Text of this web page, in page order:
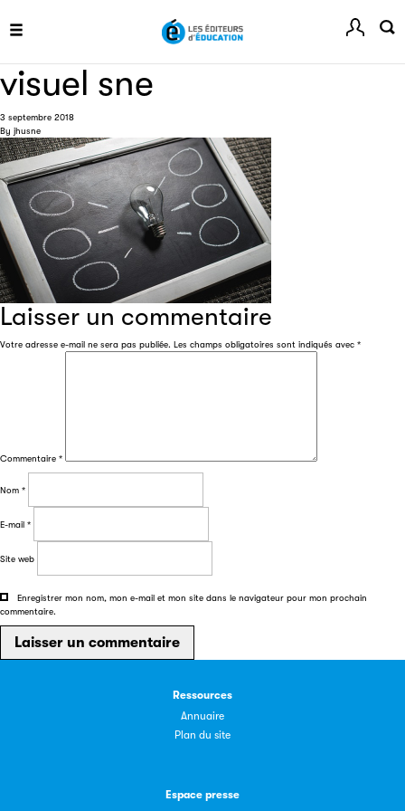
visuel sne
3 septembre 2018
By jhusne
Laisser un commentaire
Votre adresse e-mail ne sera pas publiée. Les champs obligatoires sont indiqués avec *
Commentaire *
Nom *
E-mail *
Site web
Enregistrer mon nom, mon e-mail et mon site dans le navigateur pour mon prochain
commentaire.
Ressources
Annuaire
Plan du site
Espace presse
Site officiel du Festival du Livre de Paris, pour vous tenir
informé de l'actualité de la manifestation.
Livremploi
La plateforme LivrEmploi regroupe toutes les offres
d’emploi à pourvoir dans le secteur de l'édition.
Le jeu de lecture à voix haute gratuit et ouvert à tous les
enfants de CM1 et de CM2.